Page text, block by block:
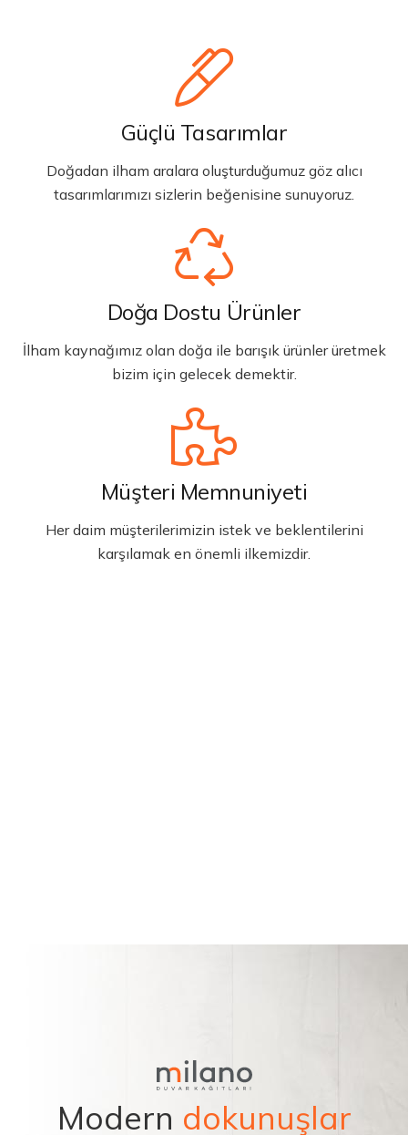
Güçlü Tasarımlar
Doğadan ilham aralara oluşturduğumuz göz alıcı
tasarımlarımızı sizlerin beğenisine sunuyoruz.
Doğa Dostu Ürünler
İlham kaynağımız olan doğa ile barışık ürünler üretmek
bizim için gelecek demektir.
Müşteri Memnuniyeti
Her daim müşterilerimizin istek ve beklentilerini
karşılamak en önemli ilkemizdir.
Modern dokunuşlar